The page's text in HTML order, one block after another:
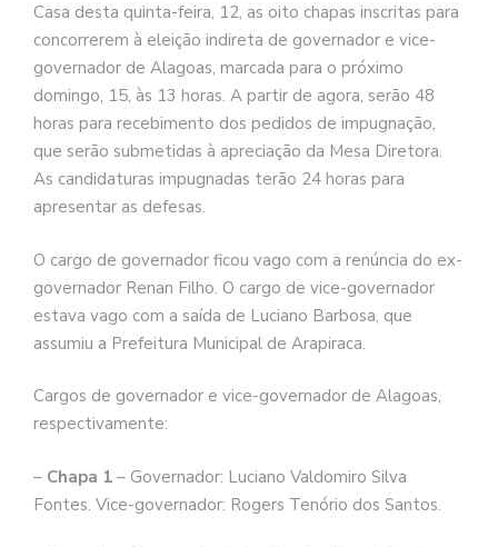
Casa desta quinta-feira, 12, as oito chapas inscritas para
concorrerem à eleição indireta de governador e vice-
governador de Alagoas, marcada para o próximo
domingo, 15, às 13 horas. A partir de agora, serão 48
horas para recebimento dos pedidos de impugnação,
que serão submetidas à apreciação da Mesa Diretora.
As candidaturas impugnadas terão 24 horas para
apresentar as defesas.
O cargo de governador ficou vago com a renúncia do ex-
governador Renan Filho. O cargo de vice-governador
estava vago com a saída de Luciano Barbosa, que
assumiu a Prefeitura Municipal de Arapiraca.
Cargos de governador e vice-governador de Alagoas,
respectivamente:
– Chapa 1 – Governador: Luciano Valdomiro Silva
Fontes. Vice-governador: Rogers Tenório dos Santos.